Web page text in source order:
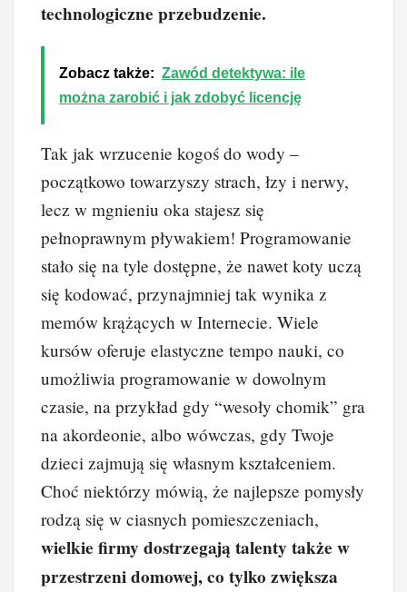
technologiczne przebudzenie.
Zobacz także: Zawód detektywa: ile
można zarobić i jak zdobyć licencję
Tak jak wrzucenie kogoś do wody –
początkowo towarzyszy strach, łzy i nerwy,
lecz w mgnieniu oka stajesz się
pełnoprawnym pływakiem! Programowanie
stało się na tyle dostępne, że nawet koty uczą
się kodować, przynajmniej tak wynika z
memów krążących w Internecie. Wiele
kursów oferuje elastyczne tempo nauki, co
umożliwia programowanie w dowolnym
czasie, na przykład gdy “wesoły chomik” gra
na akordeonie, albo wówczas, gdy Twoje
dzieci zajmują się własnym kształceniem.
Choć niektórzy mówią, że najlepsze pomysły
rodzą się w ciasnych pomieszczeniach,
wielkie firmy dostrzegają talenty także w
przestrzeni domowej, co tylko zwiększa